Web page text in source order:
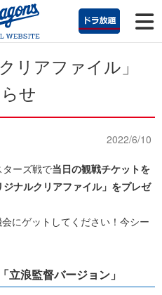
リアファイル」
せ
2022/6/10
ーズ戦で当日の観戦チケットを
ナルクリアファイル」をプレゼ
にゲットしてください！今シー
立浪監督バージョン」